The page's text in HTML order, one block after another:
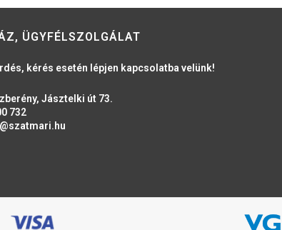
ÜGYFÉLSZOLGÁLAT
kérés esetén lépjen kapcsolatba velünk!
Jásztelki út 73.
732